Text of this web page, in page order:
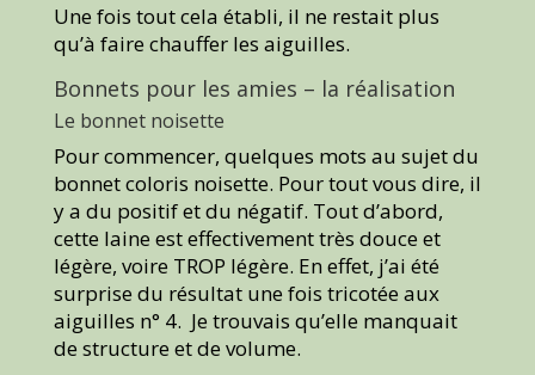
Une fois tout cela établi, il ne restait plus
qu’à faire chauffer les aiguilles.
Bonnets pour les amies – la réalisation
Le bonnet noisette
Pour commencer, quelques mots au sujet du
bonnet coloris noisette. Pour tout vous dire, il
y a du positif et du négatif. Tout d’abord,
cette laine est effectivement très douce et
légère, voire TROP légère. En effet, j’ai été
surprise du résultat une fois tricotée aux
aiguilles n° 4. Je trouvais qu’elle manquait
de structure et de volume.